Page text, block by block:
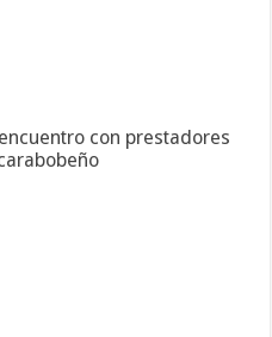
con prestadores